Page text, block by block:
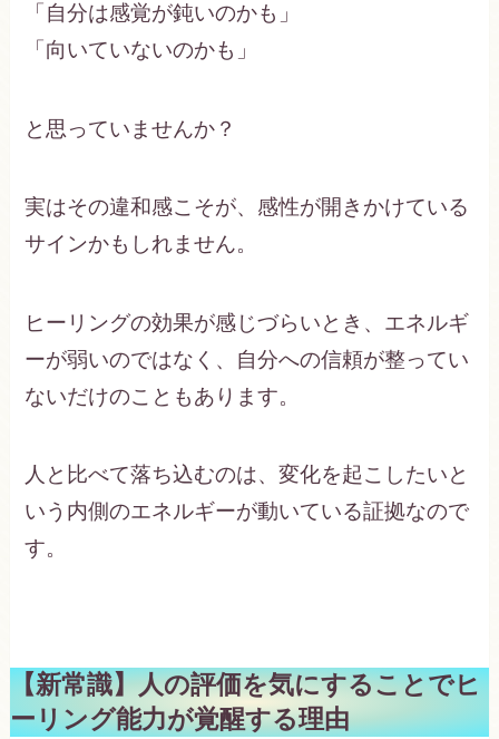
「自分は感覚が鈍いのかも」
「向いていないのかも」
と思っていませんか？
実はその違和感こそが、感性が開きかけている
サインかもしれません。
ヒーリングの効果が感じづらいとき、エネルギ
ーが弱いのではなく、自分への信頼が整ってい
ないだけのこともあります。
人と比べて落ち込むのは、変化を起こしたいと
いう内側のエネルギーが動いている証拠なので
す。
【新常識】人の評価を気にすることでヒ
ーリング能力が覚醒する理由